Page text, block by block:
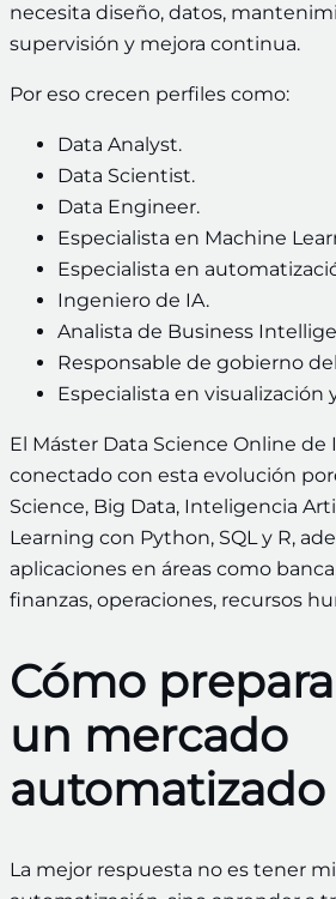
necesita diseño, datos,
supervisión y mejora continua.
Por eso crecen perfiles como:
Data Analyst.
Data Scientist.
Data Engineer.
Especialista en Machine
Especialista en
Ingeniero de IA.
Analista de Business
Responsable de gobierno
Especialista en visualización
El Máster Data Science Online de
conectado con esta evolución
Science, Big Data, Inteligencia
Learning con Python, SQL y R,
aplicaciones en áreas como
finanzas, operaciones, recursos
Cómo
un mercado
automatizado
La mejor respuesta no es tener